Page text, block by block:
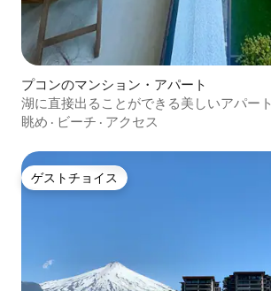
プコンのマンション・アパート
湖に直接出ることができる美しいアパート
眺め · ビーチ · アクセス
ゲストチョイス
ゲストチョイス